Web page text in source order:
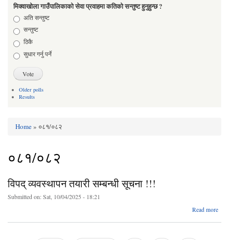
मिक्वाखोला गाउँपालिकाको सेवा प्रवाहमा कतिको सन्तुष्ट हुनुहुन्छ ?
Choicesअति सन्तुष्ट
सन्तुष्ट
ठिकै
सुधार गर्नु पर्ने
Older polls
Results
Home» ०८१/०८२
०८१/०८२
विपद् व्यवस्थापन तयारी सम्बन्धी सूचना !!!
Submitted on:Sat, 10/04/2025 - 18:21
Read more